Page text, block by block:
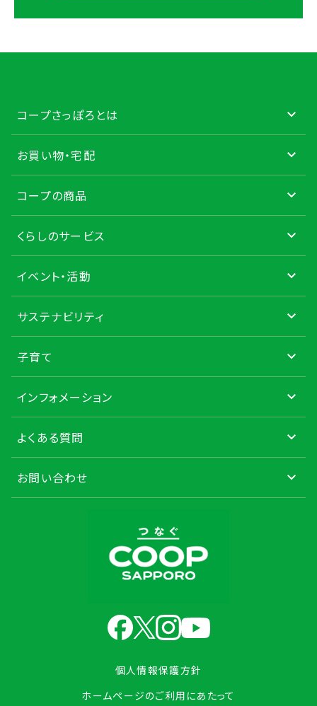
個人情報保護方針
ホームページのご利用にあたって
コープさっぽろとは
お買い物・宅配
コープの商品
くらしのサービス
イベント・活動
サステナビリティ
子育て
インフォメーション
よくある質問
お問い合わせ